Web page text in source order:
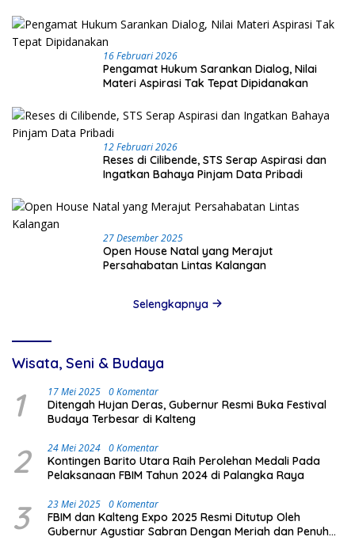
16 Februari 2026
Pengamat Hukum Sarankan Dialog, Nilai
Materi Aspirasi Tak Tepat Dipidanakan
12 Februari 2026
Reses di Cilibende, STS Serap Aspirasi dan
Ingatkan Bahaya Pinjam Data Pribadi
27 Desember 2025
Open House Natal yang Merajut
Persahabatan Lintas Kalangan
Selengkapnya
Wisata, Seni & Budaya
1 17 Mei 2025 0 Komentar
Ditengah Hujan Deras, Gubernur Resmi Buka Festival
Budaya Terbesar di Kalteng
2 24 Mei 2024 0 Komentar
Kontingen Barito Utara Raih Perolehan Medali Pada
Pelaksanaan FBIM Tahun 2024 di Palangka Raya
3 23 Mei 2025 0 Komentar
FBIM dan Kalteng Expo 2025 Resmi Ditutup Oleh
Gubernur Agustiar Sabran Dengan Meriah dan Penuh